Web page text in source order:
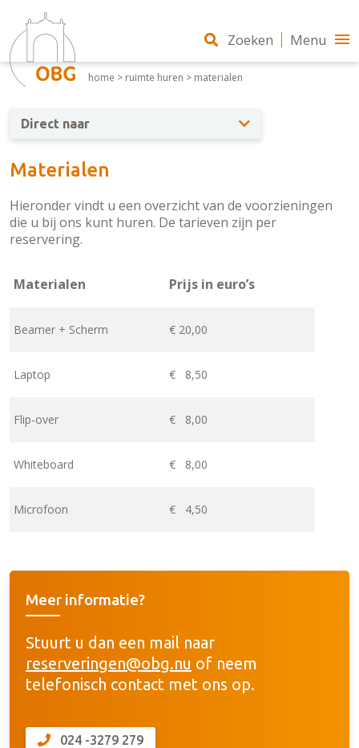
home > ruimte huren > materialen
Direct naar
Materialen
Hieronder vindt u een overzicht van de voorzieningen
die u bij ons kunt huren. De tarieven zijn per
reservering.
Materialen Prijs in euro’s
Beamer + Scherm € 20,00
Laptop € 8,50
Flip-over € 8,00
Whiteboard € 8,00
Microfoon € 4,50
Meer informatie?
Stuurt u dan een mail naar
reserveringen@obg.nu of neem
telefonisch contact met ons op.
024 -3279 279
Zoeken Menu